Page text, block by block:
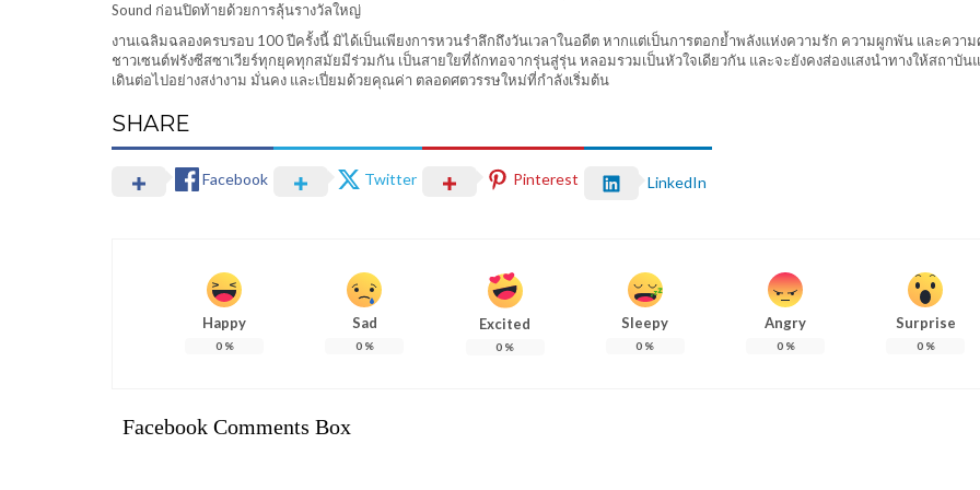
Sound ก่อนปิดท้ายด้วยการลุ้นรางวัลใหญ่
งานเฉลิมฉลองครบรอบ 100 ปีครั้งนี้ มิได้เป็นเพียงการหวนรำลึกถึงวันเวลาในอดีต หากแต่เป็นการตอกย้ำพลังแห่งความรัก ความผูกพัน และควา
ชาวเซนต์ฟรังซีสซาเวียร์ทุกยุคทุกสมัยมีร่วมกัน เป็นสายใยที่ถักทอจากรุ่นสู่รุ่น หลอมรวมเป็นหัวใจเดียวกัน และจะยังคงส่องแสงนำทางให้สถาบัน
เดินต่อไปอย่างสง่างาม มั่นคง และเปี่ยมด้วยคุณค่า ตลอดศตวรรษใหม่ที่กำลังเริ่มต้น
SHARE
Facebook Twitter Pinterest LinkedIn
Happy
0%
Sad
0%
Excited
0 %
Sleepy
0 %
Angry
0%
Surprise
0%
Facebook Comments Box